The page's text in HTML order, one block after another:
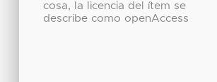
cosa, la licencia del ítem se
describe como openAccess